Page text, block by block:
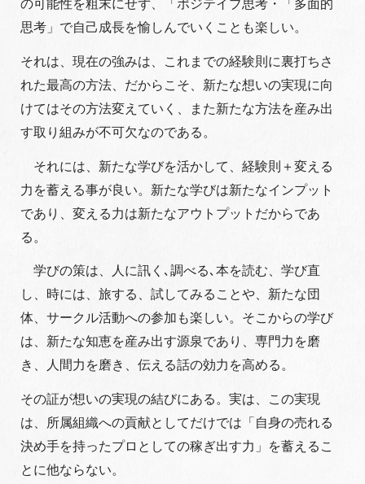
の可能性を粗末にせず、「ポジテイブ思考・「多面的
思考」で自己成長を愉しんでいくことも楽しい。
それは、現在の強みは、これまでの経験則に裏打ちさ
れた最高の方法、だからこそ、新たな想いの実現に向
けてはその方法変えていく、また新たな方法を産み出
す取り組みが不可欠なのである。
それには、新たな学びを活かして、経験則＋変える
力を蓄える事が良い。新たな学びは新たなインプット
であり、変える力は新たなアウトプットだからであ
る。
学びの策は、人に訊く､調べる､本を読む、学び直
し、時には、旅する、試してみることや、新たな団
体、サークル活動への参加も楽しい。そこからの学び
は、新たな知恵を産み出す源泉であり、専門力を磨
き、人間力を磨き、伝える話の効力を高める。
その証が想いの実現の結びにある。実は、この実現
は、所属組織への貢献としてだけでは「自身の売れる
決め手を持ったプロとしての稼ぎ出す力」を蓄えるこ
とに他ならない。